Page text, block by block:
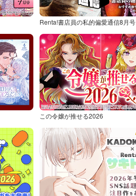
Renta!書店員の私的偏愛通信8月号
この令嬢が推せる2026